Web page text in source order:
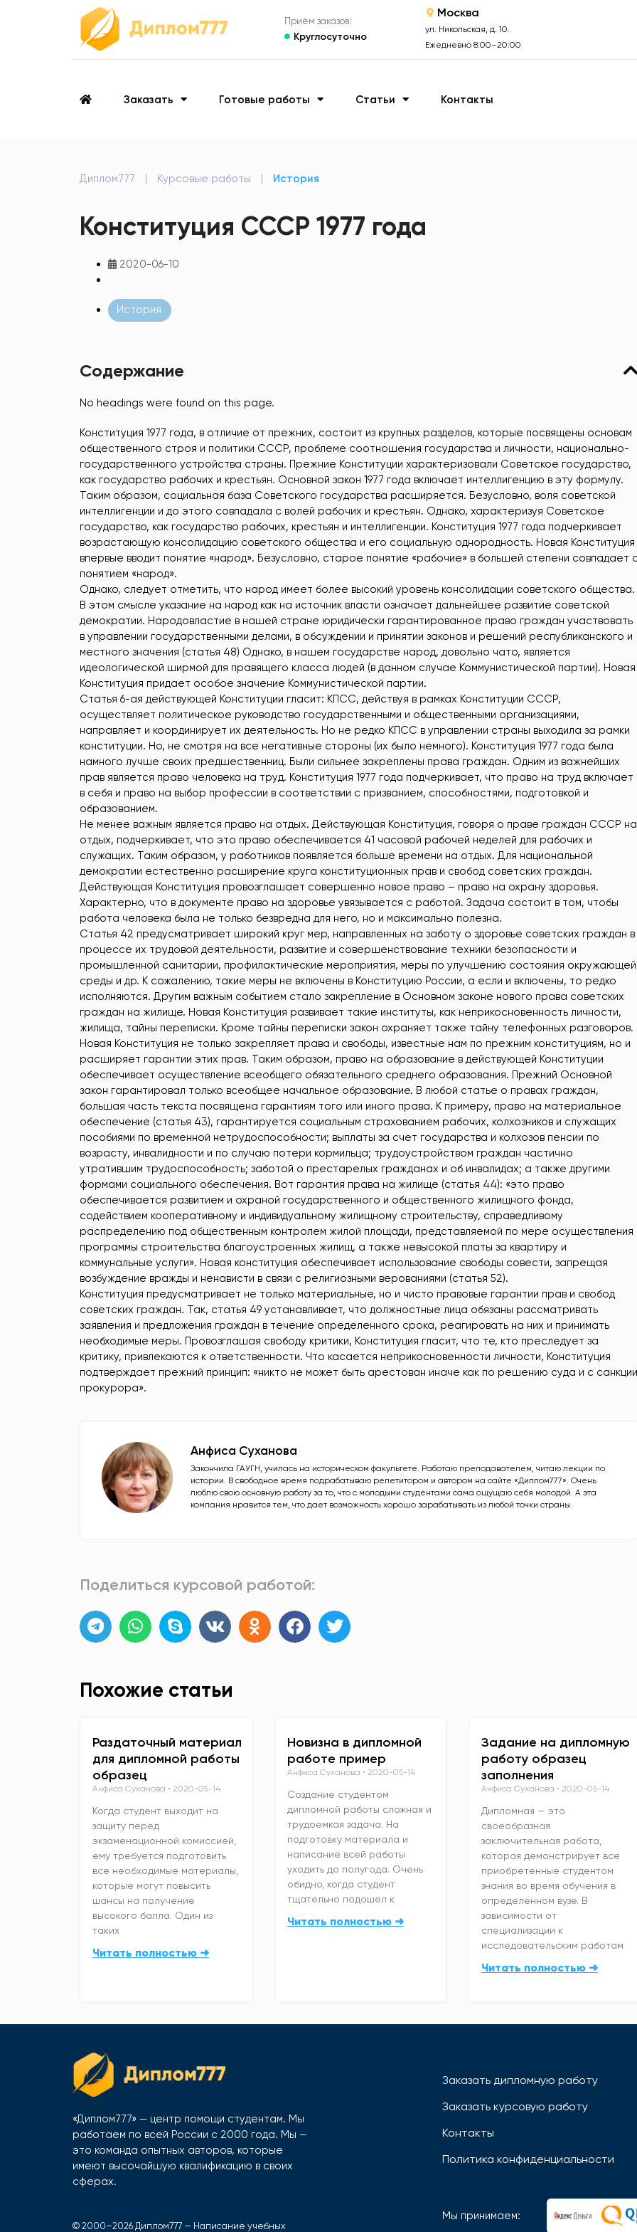
Приём заказов:
Круглосуточно
Москва
ул. Никольская, д. 10.
Ежедневно 8:00–20:00
Заказать Готовые работы Статьи Контакты
Диплом777 | Курсовые работы | История
Конституция СССР 1977 года
2020-06-10
История
Содержание
No headings were found on this page.
Конституция 1977 года, в отличие от прежних, состоит из крупных разделов, которые посвящены основам
общественного строя и политики СССР, проблеме соотношения государства и личности, национально-
государственного устройства страны. Прежние Конституции характеризовали Советское государство,
как государство рабочих и крестьян. Основной закон 1977 года включает интеллигенцию в эту формулу.
Таким образом, социальная база Советского государства расширяется. Безусловно, воля советской
интеллигенции и до этого совпадала с волей рабочих и крестьян. Однако, характеризуя Советское
государство, как государство рабочих, крестьян и интеллигенции. Конституция 1977 года подчеркивает
возрастающую консолидацию советского общества и его социальную однородность. Новая Конституция
впервые вводит понятие «народ». Безусловно, старое понятие «рабочие» в большей степени совпадает
понятием «народ».
Однако, следует отметить, что народ имеет более высокий уровень консолидации советского общества.
В этом смысле указание на народ как на источник власти означает дальнейшее развитие советской
демократии. Народовластие в нашей стране юридически гарантированное право граждан участвовать
в управлении государственными делами, в обсуждении и принятии законов и решений республиканского и
местного значения (статья 48) Однако, в нашем государстве народ, довольно чато, является
идеологической ширмой для правящего класса людей (в данном случае Коммунистической партии). Новая
Конституция придает особое значение Коммунистической партии.
Статья 6-ая действующей Конституции гласит: КПСС, действуя в рамках Конституции СССР,
осуществляет политическое руководство государственными и общественными организациями,
направляет и координирует их деятельность. Но не редко КПСС в управлении страны выходила за рамки
конституции. Но, не смотря на все негативные стороны (их было немного). Конституция 1977 года была
намного лучше своих предшественниц. Были сильнее закреплены права граждан. Одним из важнейших
прав является право человека на труд. Конституция 1977 года подчеркивает, что право на труд включает
в себя и право на выбор профессии в соответствии с призванием, способностями, подготовкой и
образованием.
Не менее важным является право на отдых. Действующая Конституция, говоря о праве граждан СССР на
отдых, подчеркивает, что это право обеспечивается 41 часовой рабочей неделей для рабочих и
служащих. Таким образом, у работников появляется больше времени на отдых. Для национальной
демократии естественно расширение круга конституционных прав и свобод советских граждан.
Действующая Конституция провозглашает совершенно новое право – право на охрану здоровья.
Характерно, что в документе право на здоровье увязывается с работой. Задача состоит в том, чтобы
работа человека была не только безвредна для него, но и максимально полезна.
Статья 42 предусматривает широкий круг мер, направленных на заботу о здоровье советских граждан в
процессе их трудовой деятельности, развитие и совершенствование техники безопасности и
промышленной санитарии, профилактические мероприятия, меры по улучшению состояния окружающей
среды и др. К сожалению, такие меры не включены в Конституцию России, а если и включены, то редко
исполняются. Другим важным событием стало закрепление в Основном законе нового права советских
граждан на жилище. Новая Конституция развивает такие институты, как неприкосновенность личности,
жилища, тайны переписки. Кроме тайны переписки закон охраняет также тайну телефонных разговоров.
Новая Конституция не только закрепляет права и свободы, известные нам по прежним конституциям, но и
расширяет гарантии этих прав. Таким образом, право на образование в действующей Конституции
обеспечивает осуществление всеобщего обязательного среднего образования. Прежний Основной
закон гарантировал только всеобщее начальное образование. В любой статье о правах граждан,
большая часть текста посвящена гарантиям того или иного права. К примеру, право на материальное
обеспечение (статья 43), гарантируется социальным страхованием рабочих, колхозников и служащих
пособиями по временной нетрудоспособности; выплаты за счет государства и колхозов пенсии по
возрасту, инвалидности и по случаю потери кормильца; трудоустройством граждан частично
утратившим трудоспособность; заботой о престарелых гражданах и об инвалидах; а также другими
формами социального обеспечения. Вот гарантия права на жилище (статья 44): «это право
обеспечивается развитием и охраной государственного и общественного жилищного фонда,
содействием кооперативному и индивидуальному жилищному строительству, справедливому
распределению под общественным контролем жилой площади, представляемой по мере осуществления
программы строительства благоустроенных жилищ, а также невысокой платы за квартиру и
коммунальные услуги». Новая конституция обеспечивает использование свободы совести, запрещая
возбуждение вражды и ненависти в связи с религиозными верованиями (статья 52).
Конституция предусматривает не только материальные, но и чисто правовые гарантии прав и свобод
советских граждан. Так, статья 49 устанавливает, что должностные лица обязаны рассматривать
заявления и предложения граждан в течение определенного срока, реагировать на них и принимать
необходимые меры. Провозглашая свободу критики, Конституция гласит, что те, кто преследует за
критику, привлекаются к ответственности. Что касается неприкосновенности личности, Конституция
подтверждает прежний принцип: «никто не может быть арестован иначе как по решению суда и с санкции
прокурора».
Анфиса Суханова
Закончила ГАУГН, училась на историческом факультете. Работаю преподавателем, читаю лекции по
истории. В свободное время подрабатываю репетитором и автором на сайте «Диплом777». Очень
люблю свою основную работу за то, что с молодыми студентами сама ощущаю себя молодой. А эта
компания нравится тем, что дает возможность хорошо зарабатывать из любой точки страны.
Поделиться курсовой работой:
Похожие статьи
Раздаточный материал
для дипломной работы
образец
Анфиса Суханова 2020-05-14
Когда студент выходит на
защиту перед
экзаменационной комиссией,
ему требуется подготовить
все необходимые материалы,
которые могут повысить
шансы на получение
высокого балла. Один из
таких
Читать полностью ➜
Новизна в дипломной
работе пример
Анфиса Суханова 2020-05-14
Создание студентом
дипломной работы сложная и
трудоемкая задача. На
подготовку материала и
написание всей работы
уходить до полугода. Очень
обидно, когда студент
тщательно подошел к
Читать полностью ➜
Задание на дипломную
работу образец
заполнения
Анфиса Суханова 2020-05-14
Дипломная — это
своеобразная
заключительная работа,
которая демонстрирует все
приобретенные студентом
знания во время обучения в
определенном вузе. В
зависимости от
специализации к
исследовательским работам
Читать полностью ➜
«Диплом777» — центр помощи студентам. Мы
работаем по всей России с 2000 года. Мы —
это команда опытных авторов, которые
имеют высочайшую квалификацию в своих
сферах.
© 2000–2026 Диплом777 — Написание учебных
Заказать дипломную работу
Заказать курсовую работу
Контакты
Политика конфиденциальности
Мы принимаем: